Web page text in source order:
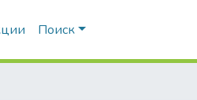
Поиск